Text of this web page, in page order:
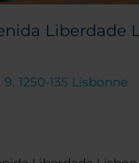
Liberdade
1250-135 Lisbonne